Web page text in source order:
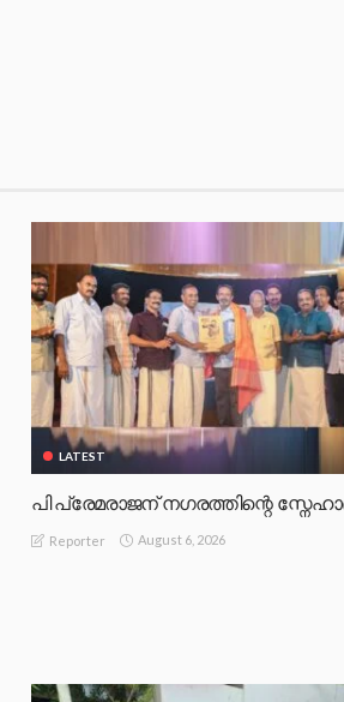
LATEST
പി പ്രേമരാജന് നഗരത്തിന്റെ
Reporter August 6, 2026